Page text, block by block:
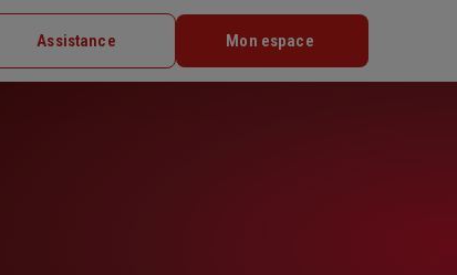
Assistance Mon espace